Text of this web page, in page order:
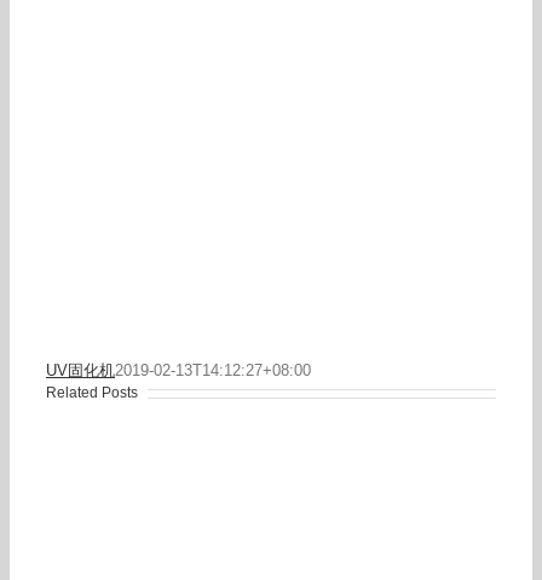
UV固化机2019-02-13T14:12:27+08:00
Related Posts